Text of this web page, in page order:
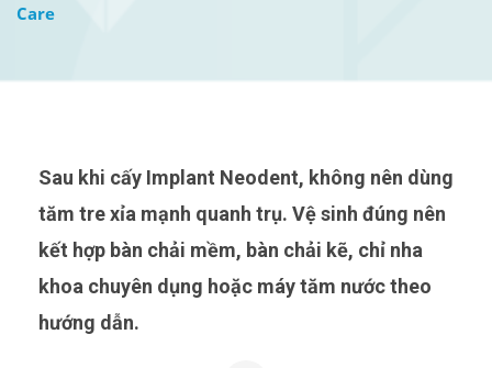
Care
Sau khi cấy Implant Neodent, không nên dùng
tăm tre xỉa mạnh quanh trụ. Vệ sinh đúng nên
kết hợp bàn chải mềm, bàn chải kẽ, chỉ nha
khoa chuyên dụng hoặc máy tăm nước theo
hướng dẫn.